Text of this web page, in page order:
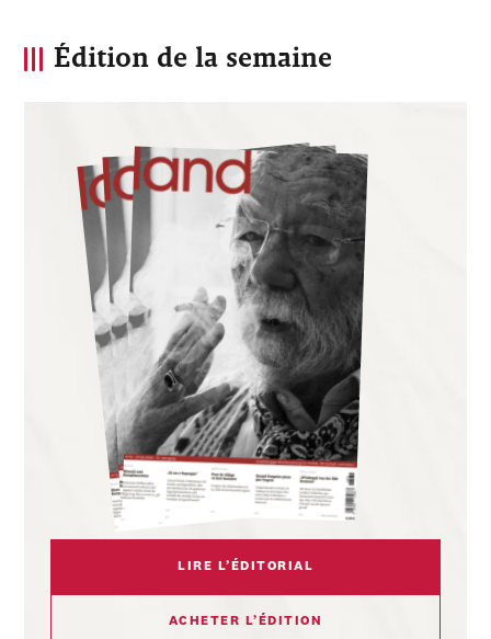
Édition de la semaine
LIRE L’ÉDITORIAL
ACHETER L’ÉDITION